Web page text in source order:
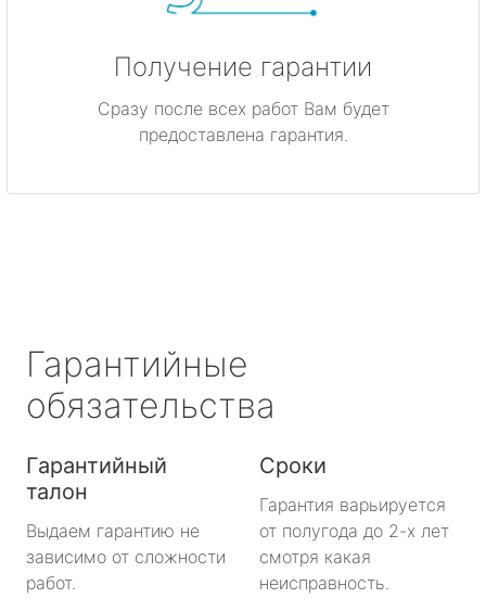
Получение гарантии
Сразу после всех работ Вам будет
предоставлена гарантия.
Гарантийные
обязательства
Гарантийный
талон
Выдаем гарантию не
зависимо от сложности
работ.
Сроки
Гарантия варьируется
от полугода до 2-х лет
смотря какая
неисправность.